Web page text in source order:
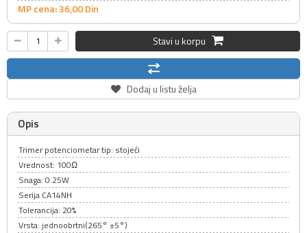
MP cena: 36,00Din
Stavi u korpu
Dodaj u listu želja
Opis
Trimer potenciometar tip: stojeći
Vrednost: 100Ω
Snaga: 0.25W
Serija CA14NH
Tolerancija: 20%
Vrsta: jednoobrtni(265° ±5°)